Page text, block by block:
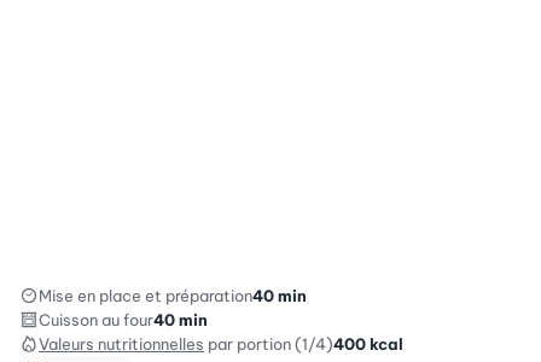
Mise en place et préparation40 min
Cuisson au four40 min
Valeurs nutritionnelles par portion (1/4)400kcal